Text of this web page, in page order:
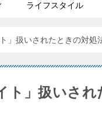
ライフスタイル
」扱いされたときの対処
ト」扱いされ